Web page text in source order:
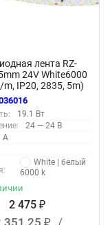
лента RZ-
24V White6000
m, IP20, 2835, 5m)
19.1 Вт
24 — 24 В
А
White | белый
6000 k
2 475 ₽
351,25 ₽
/